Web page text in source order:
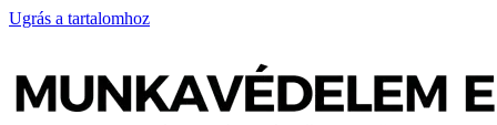
Ugrás a tartalomhoz